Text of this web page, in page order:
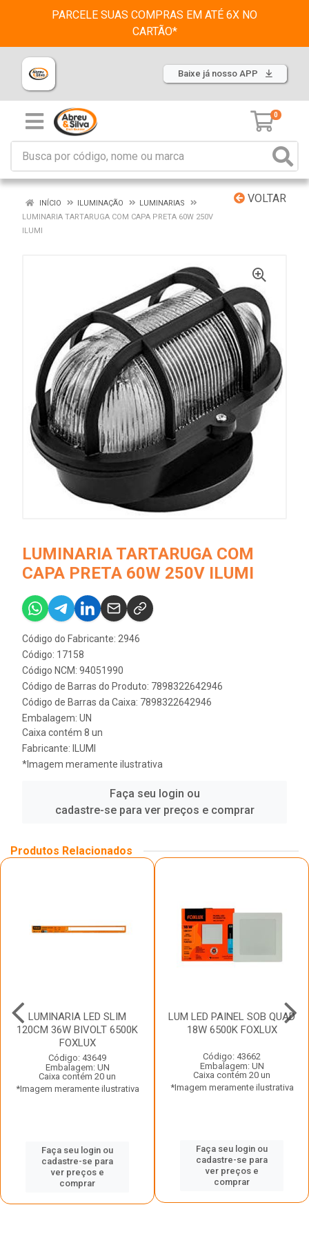
PARCELE SUAS COMPRAS EM ATÉ 6X NO
CARTÃO*
Baixe já nosso APP
0
VOLTAR
INÍCIO ILUMINAÇÃO
LUMINARIAS
LUMINARIA TARTARUGA COM CAPA PRETA 60W 250V
ILUMI
LUMINARIA TARTARUGA COM
CAPA PRETA 60W 250V ILUMI
Código do Fabricante: 2946
Código: 17158
Código NCM: 94051990
Código de Barras do Produto: 7898322642946
Código de Barras da Caixa: 7898322642946
Embalagem: UN
Caixa contém 8 un
Fabricante:
ILUMI
*Imagem meramente ilustrativa
Faça seu login ou
cadastre-se para ver preços e comprar
Produtos Relacionados
LUMINARIA LED SLIM
120CM 36W BIVOLT 6500K
FOXLUX
Código: 43649
Embalagem: UN
Caixa contém 20 un
*Imagem meramente ilustrativa
Faça seu login ou
cadastre-se para
ver preços e
comprar
LUM LED PAINEL SOB QUAD
18W 6500K FOXLUX
Código: 43662
Embalagem: UN
Caixa contém 20 un
*Imagem meramente ilustrativa
Faça seu login ou
cadastre-se para
ver preços e
comprar